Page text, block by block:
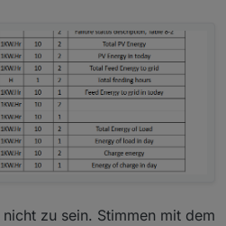
zu sein. Stimmen mit dem